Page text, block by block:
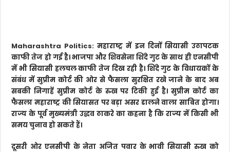
Maharashtra Politics: महाराष्ट्र में इन दिनों सियासी उठापटक
काफी तेज हो गई है। भाजपा और शिवसेना शिंदे गुट के साथ ही एनसीपी
में भी सियासी हलचल काफी तेज दिख रही है। शिंदे गुट के विधायकों के
संबंध में सुप्रीम कोर्ट की ओर से फैसला सुरक्षित रखे जाने के बाद अब
सबकी निगाहें सुप्रीम कोर्ट के रुख पर टिकी हुई है। सुप्रीम कोर्ट का
फैसला महाराष्ट्र की सियासत पर बड़ा असर डालने वाला साबित होगा।
राज्य के पूर्व मुख्यमंत्री उद्धव ठाकरे का कहना है कि राज्य में किसी भी
समय चुनाव हो सकते हैं।
दूसरी ओर एनसीपी के नेता अजित पवार के भावी सियासी रुख को